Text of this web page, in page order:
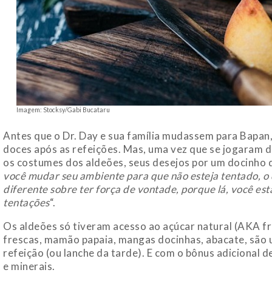
Imagem: Stocksy/Gabi Bucataru
Antes que o Dr. Day e sua família mudassem para
doces após as refeições. Mas, uma vez que se jogaram
os costumes dos aldeões, seus desejos por um
você mudar seu ambiente para que não esteja tentado,
diferente sobre ter força de vontade, porque lá, você
tentações“.
Os aldeões só tiveram acesso ao açúcar natural (AKA
frescas, mamão papaia, mangas docinhas, abacate,
refeição (ou lanche da tarde). E com o bônus adicional
e minerais.